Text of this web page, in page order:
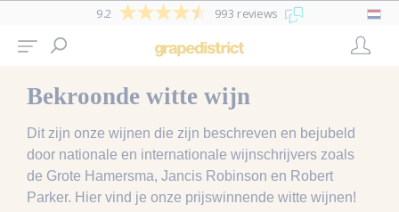
9.2 993 reviews
Bekroonde witte wijn
Dit zijn onze wijnen die zijn beschreven en bejubeld
door nationale en internationale wijnschrijvers zoals
de Grote Hamersma, Jancis Robinson en Robert
Parker. Hier vind je onze prijswinnende witte wijnen!